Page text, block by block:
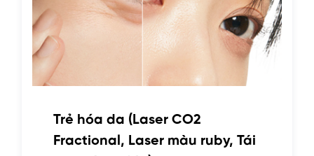
Trẻ hóa da (Laser CO2
Fractional, Laser màu ruby, Tái